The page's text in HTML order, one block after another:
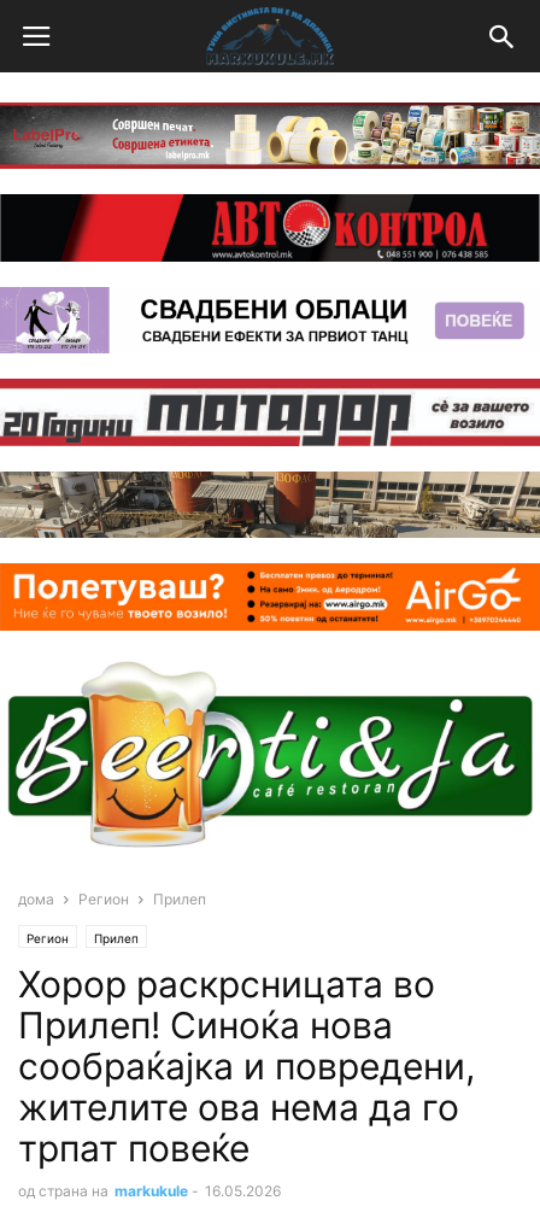
дома Регион Прилеп
Регион Прилеп
Хорор раскрсницата во
Прилеп! Синоќа нова
сообраќајка и повредени,
жителите ова нема да го
трпат повеќе
од страна на markukule - 16.05.2026